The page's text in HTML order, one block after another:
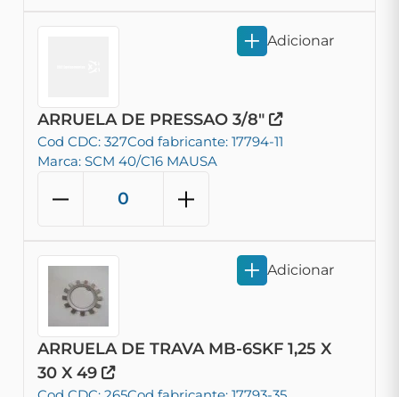
ARRUELA DE PRESSAO 3/8"
Cod CDC: 327Cod fabricante: 17794-11
Marca: SCM 40/C16 MAUSA
Adicionar
ARRUELA DE TRAVA MB-6SKF 1,25 X
30 X 49
Adicionar